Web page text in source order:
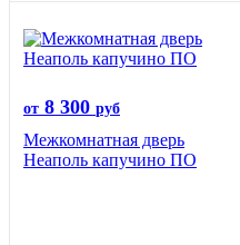
от 8 300 руб
Межкомнатная дверь
Неаполь капучино ПО